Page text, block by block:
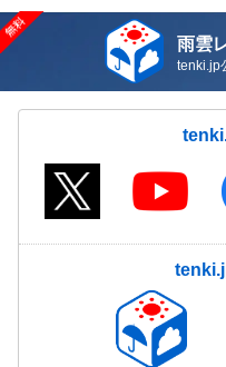
雨雲
tenki.jp